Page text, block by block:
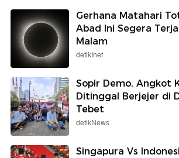
Gerhana Matahari
Abad Ini Segera
Malam
detikInet
Sopir Demo, Angkot
Ditinggal Berjejer di
Tebet
detikNews
Singapura Vs